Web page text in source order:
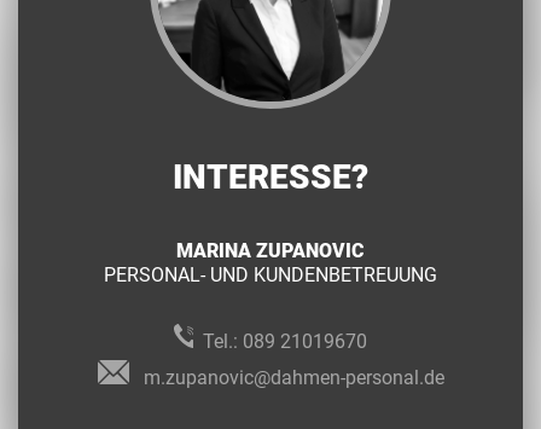
INTERESSE?
MARINA ZUPANOVIC
PERSONAL- UND KUNDENBETREUUNG
Tel.: 089 21019670
m.zupanovic@dahmen-personal.de